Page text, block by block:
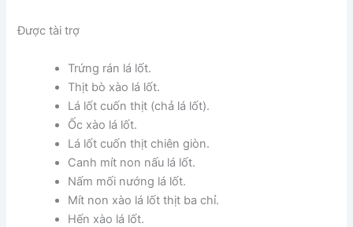
Được tài trợ
Trứng rán lá lốt.
Thịt bò xào lá lốt.
Lá lốt cuốn thịt (chả lá lốt).
Ốc xào lá lốt.
Lá lốt cuốn thịt chiên giòn.
Canh mít non nấu lá lốt.
Nấm mối nướng lá lốt.
Mít non xào lá lốt thịt ba chỉ.
Hến xào lá lốt.